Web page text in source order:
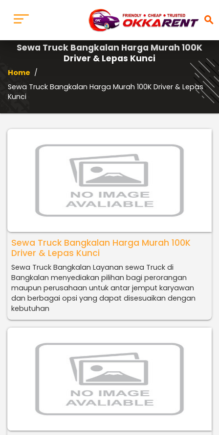
search
Sewa Truck Bangkalan Harga Murah 100K
Driver & Lepas Kunci
Home /
Sewa Truck Bangkalan Harga Murah 100K Driver & Lepas
Kunci
Sewa Truck Bangkalan Harga Murah 100K
Driver & Lepas Kunci
Sewa Truck Bangkalan Layanan sewa Truck di
Bangkalan menyediakan pilihan bagi perorangan
maupun perusahaan untuk antar jemput karyawan
dan berbagai opsi yang dapat disesuaikan dengan
kebutuhan